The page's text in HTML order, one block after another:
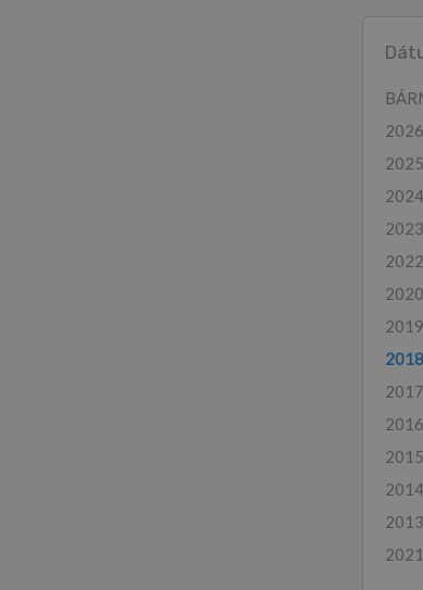
2026
2025
2024
2023
2022
2020
2019
2018
2017
2016
2015
2014
2013
2021